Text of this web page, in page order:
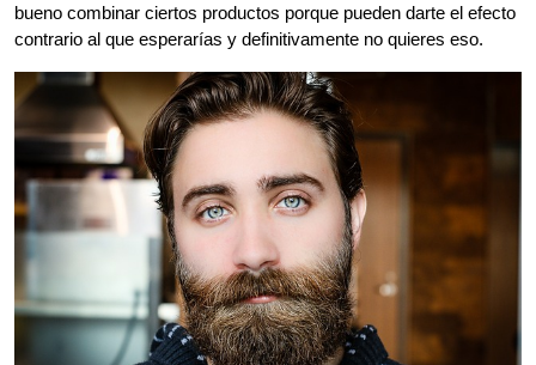
bueno combinar ciertos productos porque pueden darte el efecto
contrario al que esperarías y definitivamente no quieres eso.